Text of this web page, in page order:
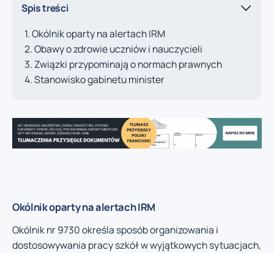
Spis treści
Okólnik oparty na alertach IRM
Obawy o zdrowie uczniów i nauczycieli
Związki przypominają o normach prawnych
Stanowisko gabinetu minister
Okólnik oparty na alertach IRM
Okólnik nr 9730 określa sposób organizowania i
dostosowywania pracy szkół w wyjątkowych sytuacjach,